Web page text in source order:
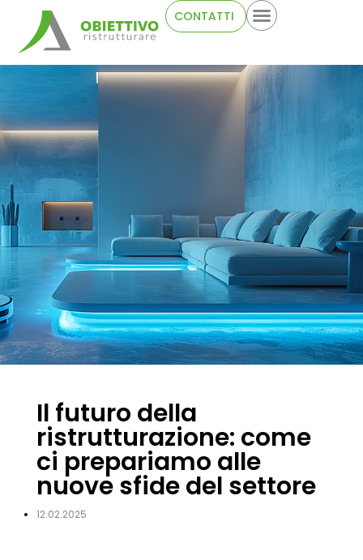
CONTATTI
Il futuro della
ristrutturazione: come
ci prepariamo alle
nuove sfide del settore
12.02.2025